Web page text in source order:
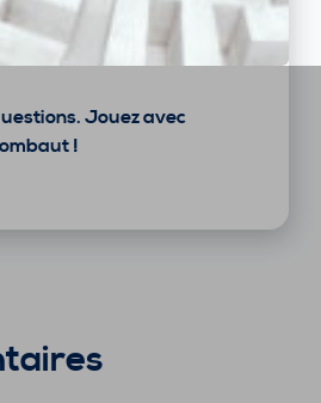
Jouez avec
!